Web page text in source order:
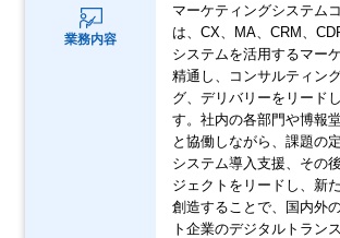
業務内容
マーケティングシステム
は、CX、MA、CRM、
システムを活用するマー
精通し、コンサルティン
グ、デリバリーをリード
す。社内の各部門や博報
と協働しながら、課題の
システム導入支援、その
ジェクトをリードし、新
創造することで、国内外
ト企業のデジタルトラン